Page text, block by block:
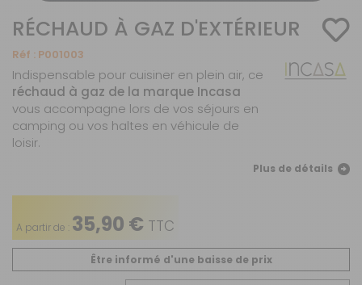
RÉCHAUD À GAZ D'EXTÉRIEUR
Réf : P001003
Indispensable pour cuisiner en plein air, ce
réchaud à gaz de la marque Incasa
vous accompagne lors de vos séjours en
camping ou vos haltes en véhicule de
loisir.
Plus de détails
A partir de : 35,90 € TTC
Être informé d'une baisse de prix